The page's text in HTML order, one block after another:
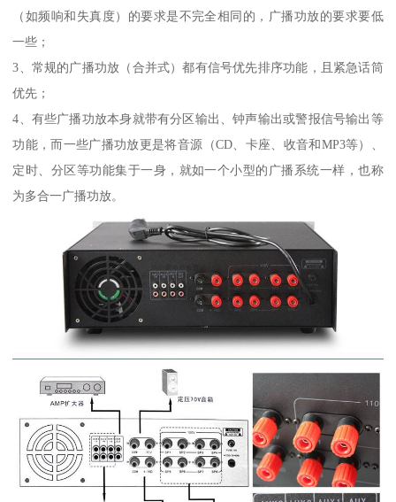
（如频响和失真度）的要求是不完全相同的，广播功放的要求要低
一些；
3、常规的广播功放（合并式）都有信号优先排序功能，且紧急话筒
优先；
4、有些广播功放本身就带有分区输出、钟声输出或警报信号输出等
功能，而一些广播功放更是将音源（CD、卡座、收音和MP3等）、
定时、分区等功能集于一身，就如一个小型的广播系统一样，也称
为多合一广播功放。